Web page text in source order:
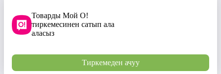
Товарды Мой О!
тиркемесинен сатып ала
аласыз
Тиркемеден ачуу